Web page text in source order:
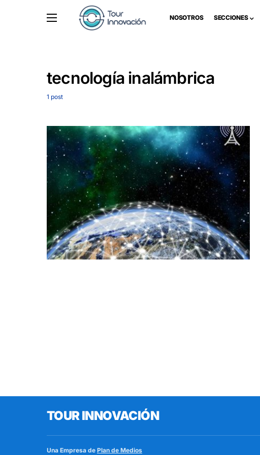
NOSOTROS SECCIONES
tecnología inalámbrica
1 post
TOUR INNOVACIÓN
Una Empresa de Plan de Medios